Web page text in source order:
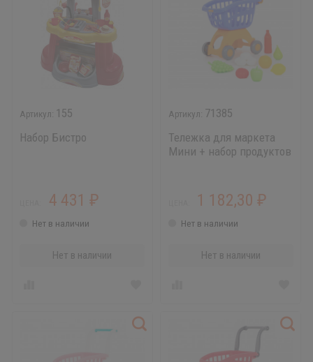
155
Набор Бистро
4 431 ₽
Нет в наличии
Нет в наличии
71385
Тележка для маркета
Мини + набор продуктов
1 182,30₽
Нет в наличии
Нет в наличии